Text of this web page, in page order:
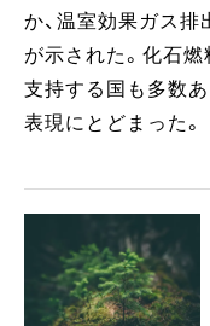
か、温室効果ガス
が示された。化石燃
支持する国も多数あ
表現にとどまった。